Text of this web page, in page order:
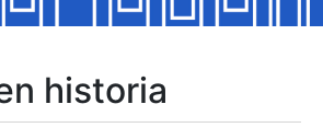
historia